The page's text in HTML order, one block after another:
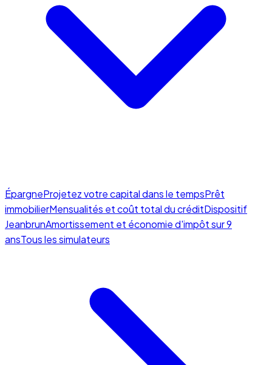
ÉpargneProjetez votre capital dans le tempsPrêt
immobilierMensualités et coût total du créditDispositif
JeanbrunAmortissement et économie d'impôt sur 9
ansTous les simulateurs